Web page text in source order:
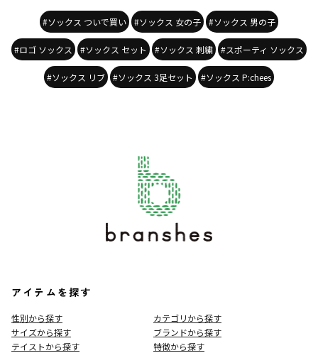
#ソックス ついで買い #ソックス 女の子 #ソックス 男の子
#ロゴ ソックス #ソックス セット #ソックス 刺繍 #スポーティ ソックス
#ソックス リブ #ソックス 3足セット #ソックス P:chees
アイテムを探す
性別から探す
カテゴリから探す
サイズから探す
ブランドから探す
テイストから探す
特徴から探す